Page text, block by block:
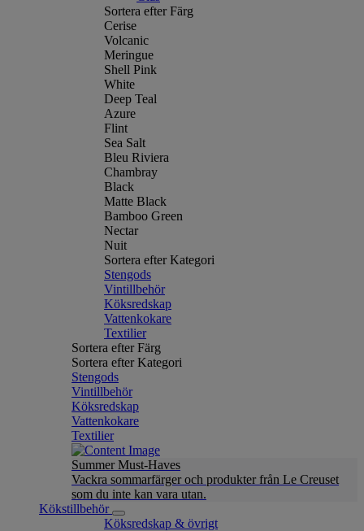
Sortera efter Färg
Cerise
Volcanic
Meringue
Shell Pink
White
Deep Teal
Azure
Flint
Sea Salt
Bleu Riviera
Chambray
Black
Matte Black
Bamboo Green
Nectar
Nuit
Sortera efter Kategori
Stengods
Vintillbehör
Köksredskap
Vattenkokare
Textilier
Sortera efter Färg
Sortera efter Kategori
Stengods
Vintillbehör
Köksredskap
Vattenkokare
Textilier
Summer Must-Haves
Vackra sommarfärger och produkter från Le Creuset
som du inte kan vara utan.
Kökstillbehör
Köksredskap & övrigt